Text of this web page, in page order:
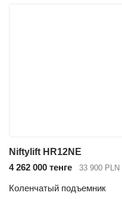
Niftylift HR12NE
4 262 000 тенге
33 900 PLN
Коленчатый подъемник